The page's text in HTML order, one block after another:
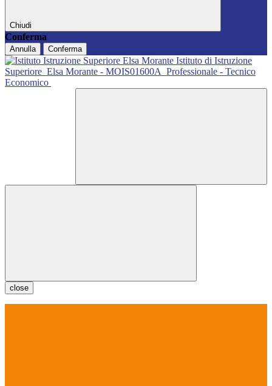
Chiudi
Conferma
Annulla Conferma
Istituto di Istruzione
Superiore Elsa Morante - MOIS01600A Professionale - Tecnico
Economico
close